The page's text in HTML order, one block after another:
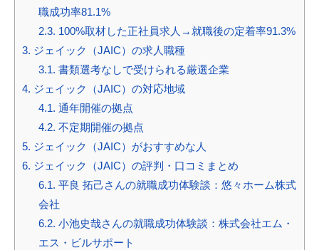
職成功率81.1%
2.3. 100%取材した正社員求人→就職後の定着率91.3%
3. ジェイック（JAIC）の求人職種
3.1. 書類選考なしで受けられる厳選企業
4. ジェイック（JAIC）の対応地域
4.1. 通年開催の拠点
4.2. 不定期開催の拠点
5. ジェイック（JAIC）がおすすめな人
6. ジェイック（JAIC）の評判・口コミまとめ
6.1. 平良 拓己さんの就職成功体験談：悠々ホーム株式
会社
6.2. 小池史哉さんの就職成功体験談：株式会社エム・
エス・ビルサポート